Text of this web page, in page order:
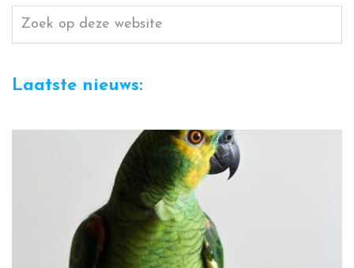
Zoek
op
website
Laatste nieuws:
Nieuws is actueel